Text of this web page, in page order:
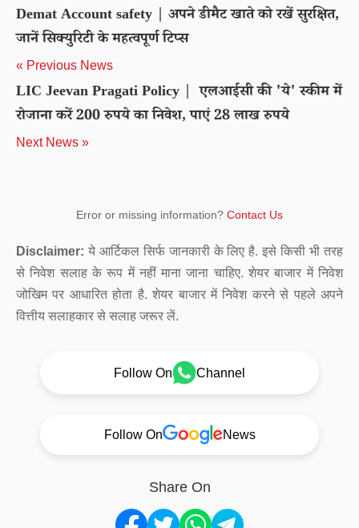
Demat Account safety | अपने डीमैट खाते को रखें सुरक्षित,
जानें सिक्युरिटी के महत्वपूर्ण टिप्स
« Previous News
LIC Jeevan Pragati Policy | एलआईसी की 'ये' स्कीम में
रोजाना करें 200 रुपये का निवेश, पाएं 28 लाख रुपये
Next News »
Error or missing information? Contact Us
Disclaimer: ये आर्टिकल सिर्फ जानकारी के लिए है. इसे किसी भी तरह
से निवेश सलाह के रूप में नहीं माना जाना चाहिए. शेयर बाजार में निवेश
जोखिम पर आधारित होता है. शेयर बाजार में निवेश करने से पहले अपने
वित्तीय सलाहकार से सलाह जरूर लें.
Follow On Channel
Follow On News
Share On